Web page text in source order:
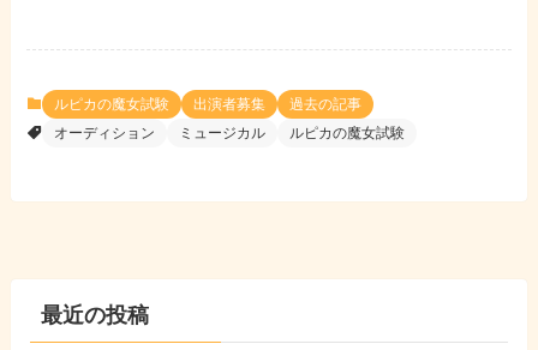
ルピカの魔女試験 出演者募集
過去の記事
オーディション
ミュージカル ルピカの魔女試験
最近の投稿